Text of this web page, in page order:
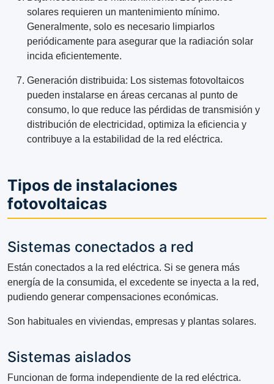
solares requieren un mantenimiento mínimo.
Generalmente, solo es necesario limpiarlos
periódicamente para asegurar que la radiación solar
incida eficientemente.
Generación distribuida: Los sistemas fotovoltaicos
pueden instalarse en áreas cercanas al punto de
consumo, lo que reduce las pérdidas de transmisión y
distribución de electricidad, optimiza la eficiencia y
contribuye a la estabilidad de la red eléctrica.
Tipos de instalaciones
fotovoltaicas
Sistemas conectados a red
Están conectados a la red eléctrica. Si se genera más
energía de la consumida, el excedente se inyecta a la red,
pudiendo generar compensaciones económicas.
Son habituales en viviendas, empresas y plantas solares.
Sistemas aislados
Funcionan de forma independiente de la red eléctrica.